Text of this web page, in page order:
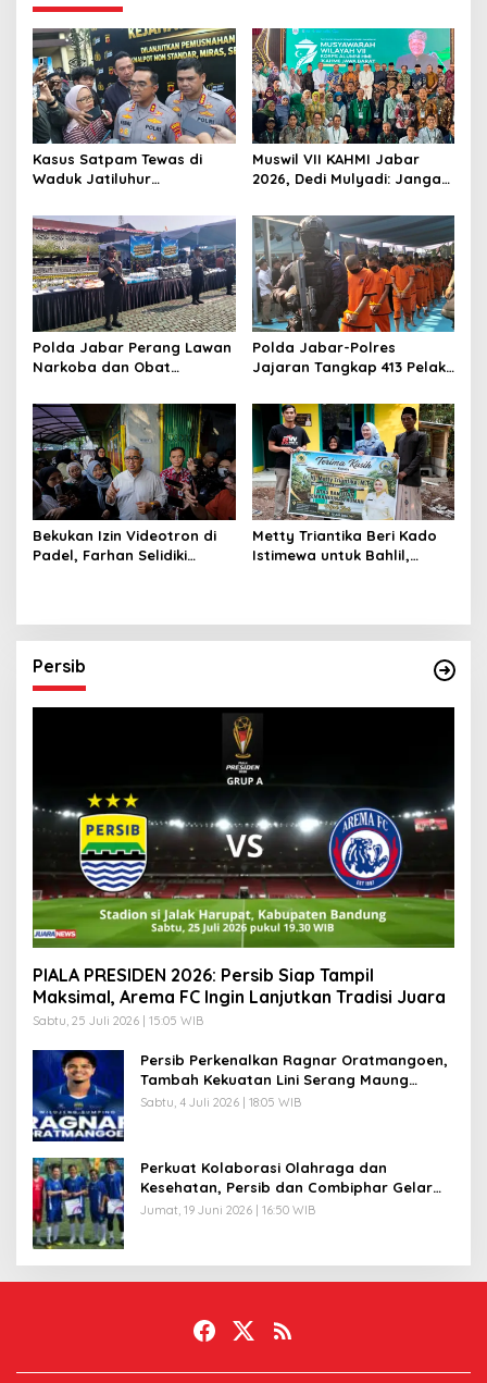
Kasus Satpam Tewas di
Waduk Jatiluhur
Pelaku Lebih dari 1 Orang
Muswil VII KAHMI Jabar
2026, Dedi Mulyadi: Jangan
Digital
Polda Jabar Perang Lawan
Narkoba dan Obat
Lintas Provinsi dan
Internasional
Polda Jabar-Polres
Jajaran Tangkap 413 Pelaku
1.016 Motor Curian
Bekukan Izin Videotron di
Padel, Farhan Selidiki
Metty Triantika Beri Kado
Istimewa untuk Bahlil,
Persib
PIALA PRESIDEN 2026: Persib Siap Tampil
Maksimal, Arema FC Ingin Lanjutkan Tradisi Juara
Sabtu, 25 Juli 2026 | 15:05 WIB
Persib Perkenalkan Ragnar Oratmangoen,
Tambah Kekuatan Lini Serang Maung
Bandung
Sabtu, 4 Juli 2026 | 18:05 WIB
Perkuat Kolaborasi Olahraga dan
Kesehatan, Persib dan Combiphar Gelar
Friendly Match
Jumat, 19 Juni 2026 | 16:50 WIB